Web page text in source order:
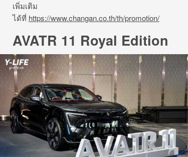
เพิ่มเติม
ได้ที่ https://www.changan.co.th/th/promotion/
AVATR 11 Royal Edition